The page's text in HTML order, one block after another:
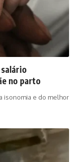
salário
no parto
isonomia e do melhor